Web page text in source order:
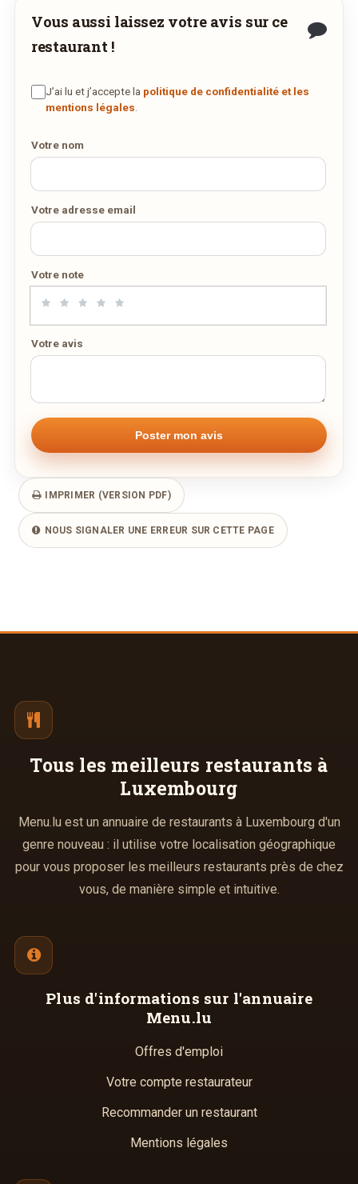
Vous aussi laissez votre avis sur ce
restaurant !
J’ai lu et j’accepte la politique de confidentialité et les
mentions légales
Votre nom
Votre adresse email
Votre note
Votre avis
IMPRIMER (VERSION PDF)
NOUS SIGNALER UNE ERREUR SUR CETTE PAGE
Tous les meilleurs restaurants à
Luxembourg
Menu.lu est un annuaire de restaurants à Luxembourg d'un
genre nouveau : il utilise votre localisation géographique
pour vous proposer les meilleurs restaurants près de chez
vous, de manière simple et intuitive.
Plus d'informations sur l'annuaire
Menu.lu
Offres d'emploi
Votre compte restaurateur
Recommander un restaurant
Mentions légales